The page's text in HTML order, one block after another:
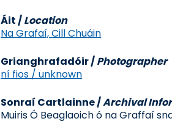
Áit/Location
Na Grafaí, Cill Chuáin
Grianghrafadóir/Photographer
ní fios / unknown
Sonraí Cartlainne/Archival
Muiris Ó Beaglaoich ó na Graffaí